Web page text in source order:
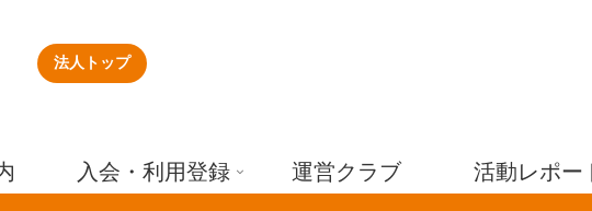
法人トップ
入会・利用登録 運営クラブ 活動レポー